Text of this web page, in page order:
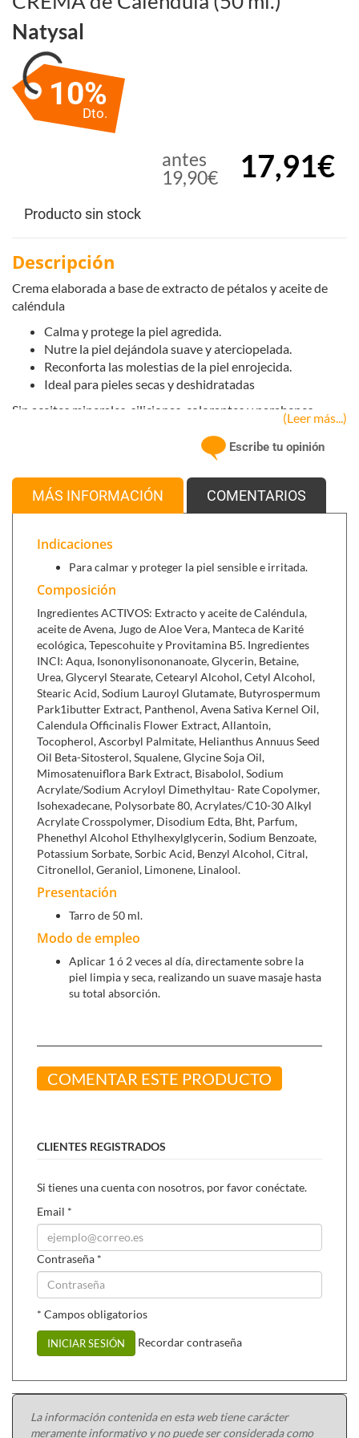
Natysal
10%
Dto.
antes
19,90€
17,91€
Producto sin stock
Descripción
Crema elaborada a base de extracto de pétalos y aceite de
caléndula
Calma y protege la piel agredida.
Nutre la piel dejándola suave y aterciopelada.
Reconforta las molestias de la piel enrojecida.
Ideal para pieles secas y deshidratadas
Sin aceites minerales, silicionas, colorantes y parabenes.
(Leer más...)
Escribe tu opinión
MÁS INFORMACIÓN COMENTARIOS
Indicaciones
Para calmar y proteger la piel sensible e irritada.
Composición
Ingredientes ACTIVOS: Extracto y aceite de Caléndula,
aceite de Avena, Jugo de Aloe Vera, Manteca de Karité
ecológica, Tepescohuite y Provitamina B5. Ingredientes
INCI: Aqua, Isononylisononanoate, Glycerin, Betaine,
Urea, Glyceryl Stearate, Cetearyl Alcohol, Cetyl Alcohol,
Stearic Acid, Sodium Lauroyl Glutamate, Butyrospermum
Park1ibutter Extract, Panthenol, Avena Sativa Kernel Oil,
Calendula Officinalis Flower Extract, Allantoin,
Tocopherol, Ascorbyl Palmitate, Helianthus Annuus Seed
Oil Beta-Sitosterol, Squalene, Glycine Soja Oil,
Mimosatenuiflora Bark Extract, Bisabolol, Sodium
Acrylate/Sodium Acryloyl Dimethyltau- Rate Copolymer,
Isohexadecane, Polysorbate 80, Acrylates/C10-30 Alkyl
Acrylate Crosspolymer, Disodium Edta, Bht, Parfum,
Phenethyl Alcohol Ethylhexylglycerin, Sodium Benzoate,
Potassium Sorbate, Sorbic Acid, Benzyl Alcohol, Citral,
Citronellol, Geraniol, Limonene, Linalool.
Presentación
Tarro de 50 ml.
Modo de empleo
Aplicar 1 ó 2 veces al día, directamente sobre la
piel limpia y seca, realizando un suave masaje hasta
su total absorción.
COMENTAR ESTE PRODUCTO
CLIENTES REGISTRADOS
Si tienes una cuenta con nosotros, por favor conéctate.
Email *
Contraseña *
* Campos obligatorios
INICIAR SESIÓN Recordar contraseña
La información contenida en esta web tiene carácter
meramente informativo y no puede ser considerada como